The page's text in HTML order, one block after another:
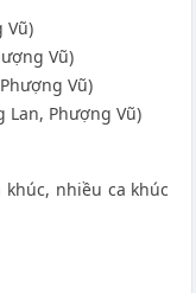
Vũ)
Vũ)
Vũ)
Lan, Phượng Vũ)
nhiều ca khúc